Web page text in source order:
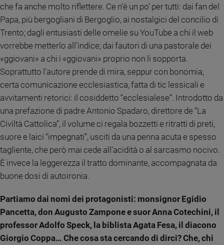
e
inclusione
Costume
Cultura
spettacoli
Sanremo
2026
Cinema,
Tv
e
streaming
Musica
Arte
ed
che fa anche molto riflettere. Ce n’è un po’ per tutti: dai fan del
Papa, più bergogliani di Bergoglio, ai nostalgici del concilio di
Trento; dagli entusiasti delle omelie su YouTube a chi il web
vorrebbe metterlo all’indice; dai fautori di una pastorale dei
«ggiovani» a chi i «ggiovani» proprio non li sopporta.
Soprattutto l’autore prende di mira, seppur con bonomia,
certa comunicazione ecclesiastica, fatta di tic lessicali e
avvitamenti retorici: il cosiddetto “ecclesialese”. Introdotto da
una prefazione di padre Antonio Spadaro, direttore de “La
Civiltà Cattolica”, il volume ci regala bozzetti e ritratti di preti,
suore e laici “impegnati”, usciti da una penna acuta e spesso
tagliente, che però mai cede all’acidità o al sarcasmo nocivo.
È invece la leggerezza il tratto dominante, accompagnata da
buone dosi di autoironia.
Partiamo dai nomi dei protagonisti: monsignor Egidio
Pancetta, don Augusto Zampone e suor Anna Cotechini, il
professor Adolfo Speck, la biblista Agata Fesa, il diacono
Giorgio Coppa… Che cosa sta cercando di dirci? Che, chi